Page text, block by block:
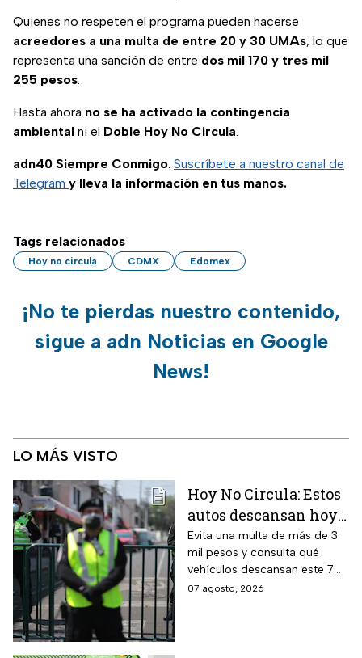
Quienes no respeten el programa pueden hacerse
acreedores a una multa de entre 20 y 30 UMAs, lo que
representa una sanción de entre dos mil 170 y tres mil
255 pesos.
Hasta ahora no se ha activado la contingencia
ambiental ni el Doble Hoy No Circula.
adn40 Siempre Conmigo. Suscríbete a nuestro canal de
Telegram y lleva la información en tus manos.
Tags relacionados
Hoy no circula CDMX Edomex
¡No te pierdas nuestro contenido,
sigue a adn Noticias en Google
News!
LO MÁS VISTO
Hoy No Circula: Estos
autos descansan hoy
viernes 7 de agosto en
CDMX y EDOMEX
Evita una multa de más de 3
mil pesos y consulta qué
vehículos descansan este 7
de agosto, los horarios del
07 agosto, 2026